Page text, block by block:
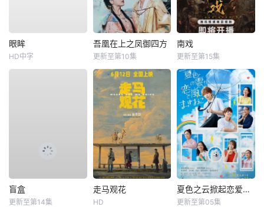
眼眸
HD中字
吾凰在上之凤御四方
更新至第10集
南戏
更新至第15集
盲盒
更新至第14集
走马观花
HD
夏色之云掀起恋爱与风暴
更新至第05集